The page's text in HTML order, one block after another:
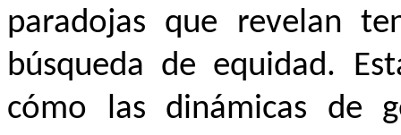
paradojas que revelan
búsqueda de equidad.
cómo las dinámicas de